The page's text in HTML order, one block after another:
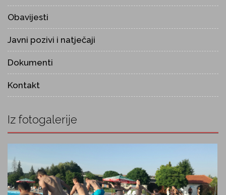
Obavijesti
Javni pozivi i natječaji
Dokumenti
Kontakt
Iz fotogalerije